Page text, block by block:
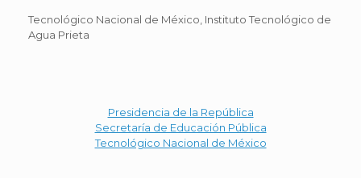
Tecnológico Nacional de México, Instituto Tecnológico de
Agua Prieta
Presidencia de la República
Secretaría de Educación Pública
Tecnológico Nacional de México